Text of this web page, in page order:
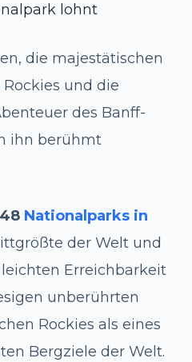
lohnt
die majestätischen
und die
des Banff-
ihn berühmt
Nationalparks in
der Welt und
Erreichbarkeit
unberührten
Rockies als eines
Bergziele der Welt.